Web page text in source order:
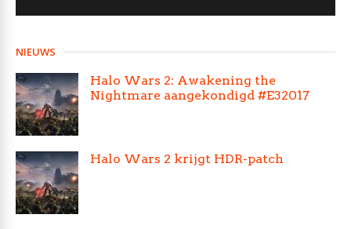
NIEUWS
Halo Wars 2: Awakening the
Nightmare aangekondigd #E32017
Halo Wars 2 krijgt HDR-patch